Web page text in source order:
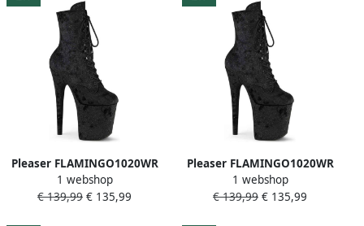
Pleaser FLAMINGO1020WR
Plateau Laarzen Paaldans
schoenen 42 Shoes Zwart
1 webshop
€ 139,99 € 135,99
Pleaser FLAMINGO1020WR
Plateau Laarzen Paaldans
schoenen 39 Shoes Zwart
1 webshop
€ 139,99 € 135,99